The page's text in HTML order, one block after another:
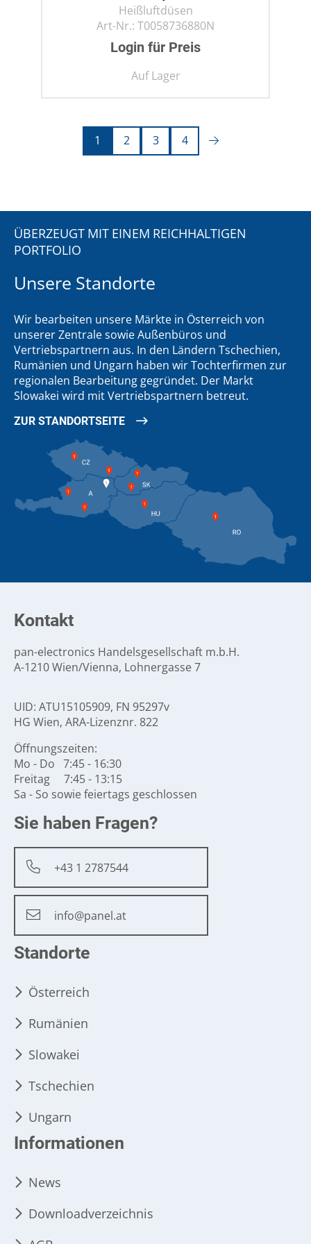
Heißluftdüsen
Art-Nr.: T0058736880N
Login für Preis
Auf Lager
1 2 3 4
ÜBERZEUGT MIT EINEM REICHHALTIGEN
PORTFOLIO
Unsere Standorte
Wir bearbeiten unsere Märkte in Österreich von
unserer Zentrale sowie Außenbüros und
Vertriebspartnern aus. In den Ländern Tschechien,
Rumänien und Ungarn haben wir Tochterfirmen zur
regionalen Bearbeitung gegründet. Der Markt
Slowakei wird mit Vertriebspartnern betreut.
ZUR STANDORTSEITE
Kontakt
pan-electronics Handelsgesellschaft m.b.H.
A-1210 Wien/Vienna, Lohnergasse 7
UID: ATU15105909, FN 95297v
HG Wien, ARA-Lizenznr. 822
Öffnungszeiten:
Mo - Do 7:45 - 16:30
Freitag 7:45 - 13:15
Sa - So sowie feiertags geschlossen
Sie haben Fragen?
+43 1 2787544
info@panel.at
Standorte
Österreich
Rumänien
Slowakei
Tschechien
Ungarn
Informationen
News
Downloadverzeichnis